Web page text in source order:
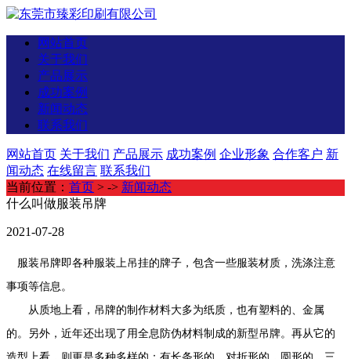
网站首页
关于我们
产品展示
成功案例
新闻动态
联系我们
网站首页 关于我们 产品展示 成功案例 企业形象 合作客户 新
闻动态 在线留言 联系我们
当前位置： 首页 > -> 新闻动态
什么叫做服装吊牌
2021-07-28
服装吊牌即各种服装上吊挂的牌子，包含一些服装材质，洗涤注意
事项等信息。
从质地上看，吊牌的制作材料大多为纸质，也有塑料的、金属
的。另外，近年还出现了用全息防伪材料制成的新型吊牌。再从它的